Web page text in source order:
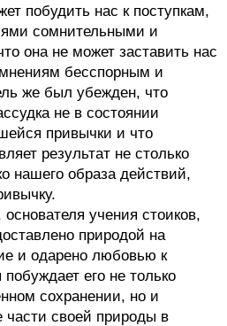
побудить нас к поступкам,
сомнительными и
она не может заставить нас
мнениям бесспорным и
же был убежден, что
не в состоянии
привычки и что
результат не столько
нашего образа действий,
учения стоиков,
природой на
и одарено любовью к
его не только
сохранении, но и
части своей природы в